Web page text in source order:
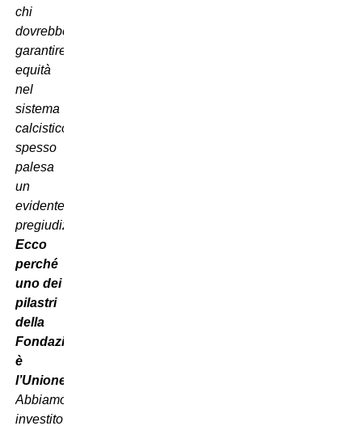
chi
dovrebbe
garantire
equità
nel
sistema
calcistico
spesso
palesa
un
evidente
pregiudizio.
Ecco
perché
uno dei
pilastri
della
Fondazione
è
l’Unione
Abbiamo
investito